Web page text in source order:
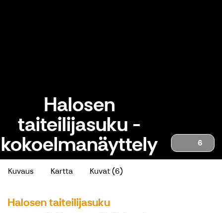
Halosen
taiteilijasuku -
kokoelmanäyttely 6 Halosen taiteilijasuku -kokoelmanäyttely
Kuvaus Kartta Kuvat (6)
Halosen taiteilijasuku